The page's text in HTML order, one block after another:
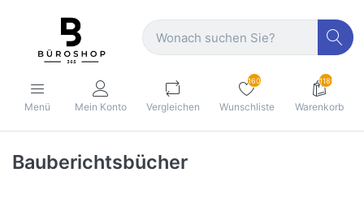
Menü Mein Konto Vergleichen
160
Wunschliste
1189
Warenkorb
Bauberichtsbücher